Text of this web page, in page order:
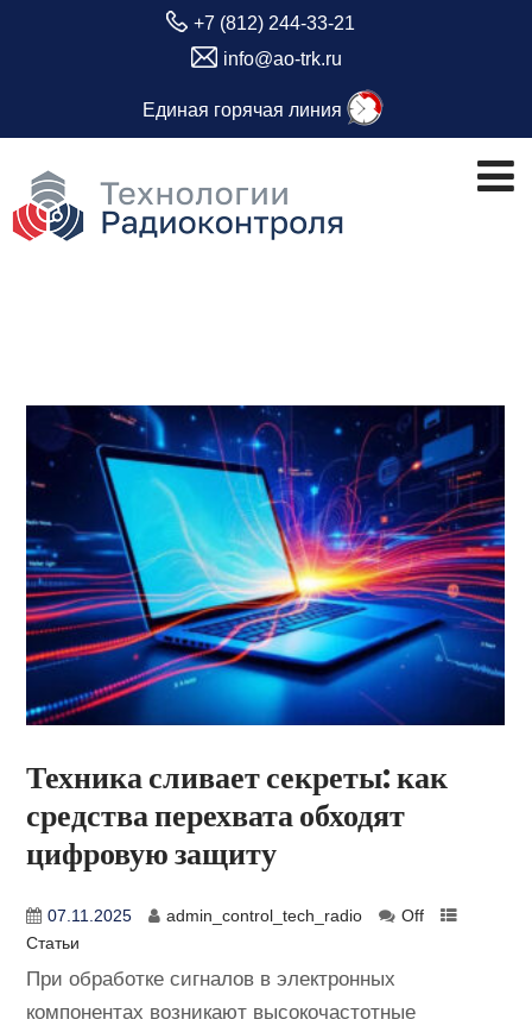
+7 (812) 244-33-21
info@ao-trk.ru
Единая горячая линия
Техника сливает секреты: как
средства перехвата обходят
цифровую защиту
07.11.2025 admin_control_tech_radio
Off
Статьи
При обработке сигналов в электронных
компонентах возникают высокочастотные